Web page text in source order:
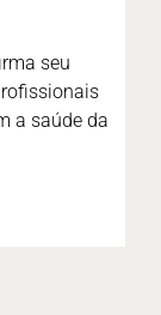
seu
a saúde da